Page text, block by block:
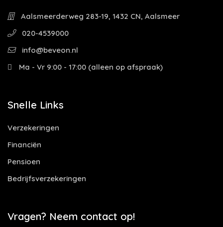
Aalsmeerderweg 283-19, 1432 CN, Aalsmeer
020-4539000
info@beveon.nl
Ma - Vr 9:00 - 17:00 (alleen op afspraak)
Snelle Links
Verzekeringen
Financiën
Pensioen
Bedrijfsverzekeringen
Vragen? Neem contact op!